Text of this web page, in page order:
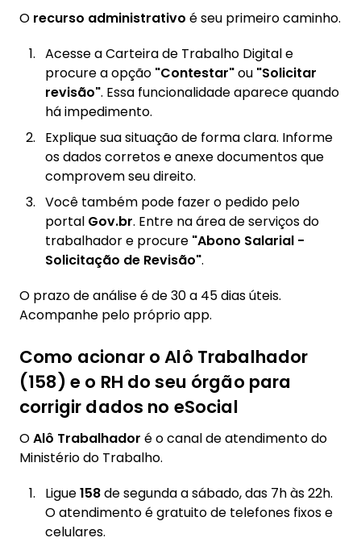
O recurso administrativo é seu primeiro caminho.
Acesse a Carteira de Trabalho Digital e
procure a opção "Contestar"ou "Solicitar
revisão". Essa funcionalidade aparece quando
há impedimento.
Explique sua situação de forma clara. Informe
os dados corretos e anexe documentos que
comprovem seu direito.
Você também pode fazer o pedido pelo
portal Gov.br. Entre na área de serviços do
trabalhador e procure "Abono Salarial -
Solicitação de Revisão".
O prazo de análise é de 30 a 45 dias úteis.
Acompanhe pelo próprio app.
Como acionar o Alô Trabalhador
(158) e o RH do seu órgão para
corrigir dados no eSocial
OAlô Trabalhador é o canal de atendimento do
Ministério do Trabalho.
Ligue158de segunda a sábado, das 7h às 22h.
O atendimento é gratuito de telefones fixos e
celulares.